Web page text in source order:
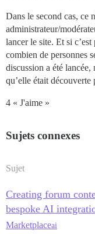
Dans le second cas, ce
administrateur/
lancer le site. Et si
combien de personnes
discussion a été
qu’elle était découverte
4 « J'aime »
Sujets connexes
Sujet
Creating forum
bespoke AI
Marketplaceai